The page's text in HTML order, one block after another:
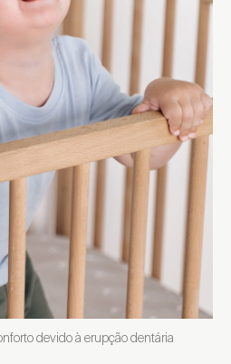
devido à erupção dentária